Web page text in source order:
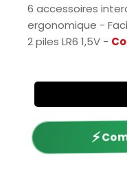
6 accessoires
ergonomique -
2 piles LR6 1,5V -
⚡